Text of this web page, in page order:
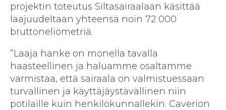
projektin toteutus Siltasairaalaan käsittää
laajuudeltaan yhteensä noin 72 000
bruttoneliömetriä.
”Laaja hanke on monella tavalla
haasteellinen ja haluamme osaltamme
varmistaa, että sairaala on valmistuessaan
turvallinen ja käyttäjäystävällinen niin
potilaille kuin henkilökunnallekin. Caverion